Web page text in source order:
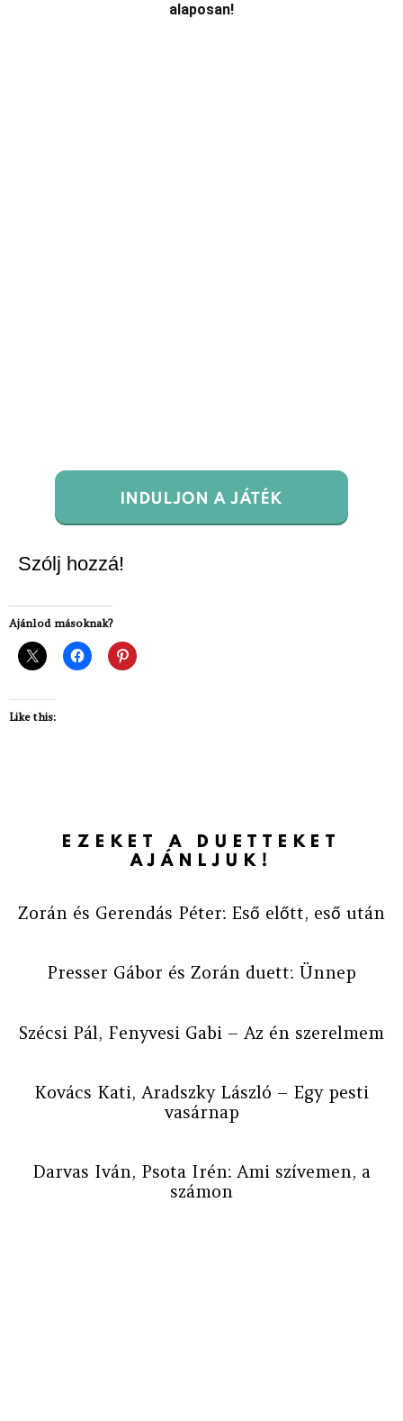
alaposan!
INDULJON A JÁTÉK
Szólj hozzá!
Ajánlod másoknak?
Like this:
EZEKET A DUETTEKET
AJÁNLJUK!
Zorán és Gerendás Péter: Eső előtt, eső után
Presser Gábor és Zorán duett: Ünnep
Szécsi Pál, Fenyvesi Gabi – Az én szerelmem
Kovács Kati, Aradszky László – Egy pesti
vasárnap
Darvas Iván, Psota Irén: Ami szívemen, a
számon